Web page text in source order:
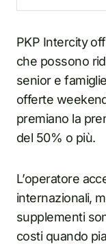
PKP Intercity
che possono
senior e
offerte
premiano la
del 50% o più.
L’operatore
internazionali,
supplementi
costi quando